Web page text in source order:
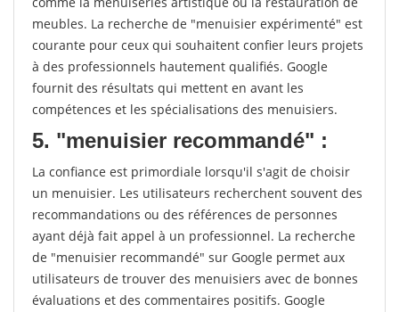
meubles. La recherche de "menuisier expérimenté" est
courante pour ceux qui souhaitent confier leurs projets
à des professionnels hautement qualifiés. Google
fournit des résultats qui mettent en avant les
compétences et les spécialisations des menuisiers.
5. "menuisier recommandé" :
La confiance est primordiale lorsqu'il s'agit de choisir
un menuisier. Les utilisateurs recherchent souvent des
recommandations ou des références de personnes
ayant déjà fait appel à un professionnel. La recherche
de "menuisier recommandé" sur Google permet aux
utilisateurs de trouver des menuisiers avec de bonnes
évaluations et des commentaires positifs. Google